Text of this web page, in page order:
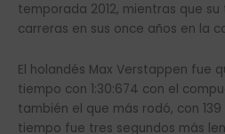
temporada 2012, mientras que
carreras en sus once años en la
El holandés Max Verstappen fue
tiempo con 1:30:674 con el
también el que más rodó, con
tiempo fue tres segundos más